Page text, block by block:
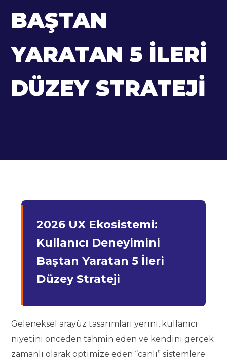
BAŞTAN
YARATAN 5 İLERI
DÜZEY STRATEJI
2026 UX Ekosistemi:
Kullanıcı Deneyimini
Baştan Yaratan 5 İleri
Düzey Strateji
Geleneksel arayüz tasarımları yerini, kullanıcı
niyetini önceden tahmin eden ve kendini gerçek
zamanlı olarak optimize eden “canlı” sistemlere